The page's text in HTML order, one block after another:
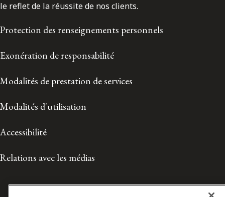
le reflet de la réussite de nos clients.
Protection des renseignements personnels
Exonération de responsabilité
Modalités de prestation de services
Modalités d'utilisation
Accessibilité
Relations avec les médias